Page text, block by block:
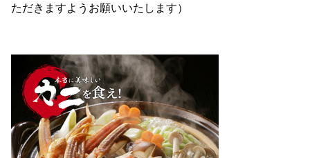
ただきますようお願いいたします）